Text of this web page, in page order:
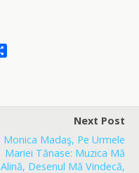
e
Next Post
Monica Madaş, Pe Urmele
Mariei Tănase: Muzica Mă
Alină, Desenul Mă Vindecă,